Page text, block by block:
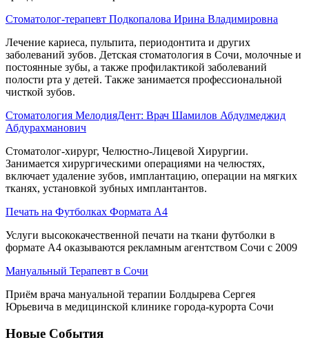
Стоматолог-терапевт Подкопалова Ирина Владимировна
Лечение кариеса, пульпита, периодонтита и других
заболеваний зубов. Детская стоматология в Сочи, молочные и
постоянные зубы, а также профилактикой заболеваний
полости рта у детей. Также занимается профессиональной
чисткой зубов.
Стоматология МелодияДент: Врач Шамилов Абдулмеджид
Абдурахманович
Стоматолог-хирург, Челюстно-Лицевой Хирургии.
Занимается хирургическими операциями на челюстях,
включает удаление зубов, имплантацию, операции на мягких
тканях, установкой зубных имплантантов.
Печать на Футболках Формата А4
Услуги высококачественной печати на ткани футболки в
формате А4 оказываются рекламным агентством Сочи с 2009
Мануальный Терапевт в Сочи
Приём врача мануальной терапии Болдырева Сергея
Юрьевича в медицинской клинике города-курорта Сочи
Новые События